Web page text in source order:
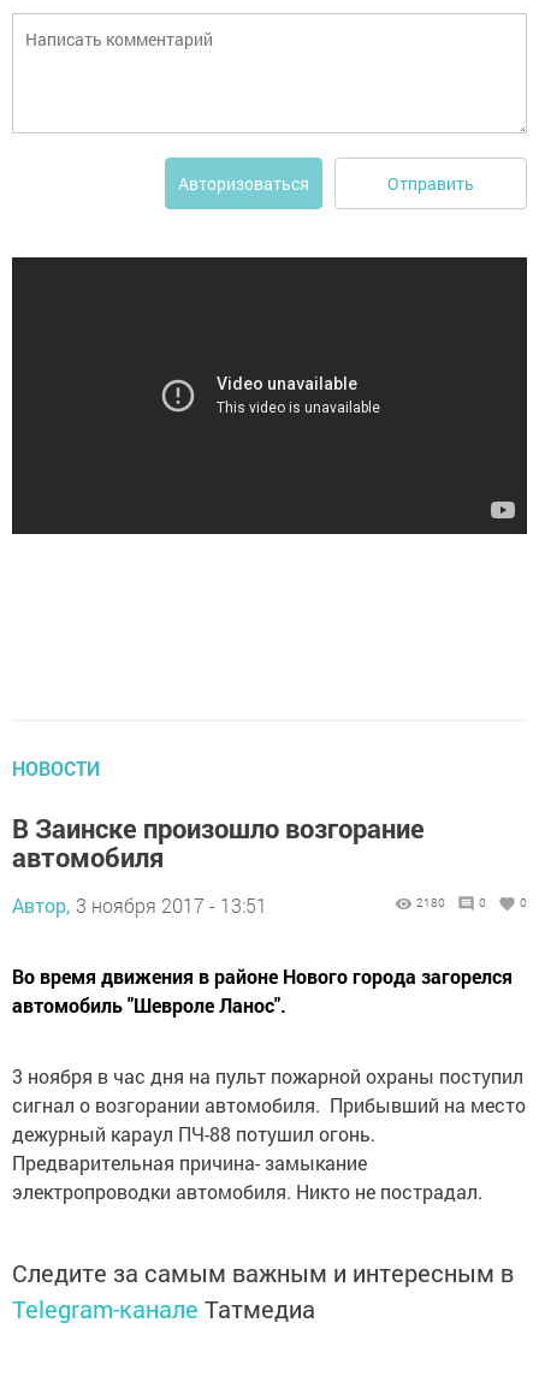
Авторизоваться Отправить
НОВОСТИ
В Заинске произошло возгорание
автомобиля
Автор, 3 ноября 2017 - 13:51 2180 0 0
Во время движения в районе Нового города загорелся
автомобиль "Шевроле Ланос".
3 ноября в час дня на пульт пожарной охраны поступил
сигнал о возгорании автомобиля. Прибывший на место
дежурный караул ПЧ-88 потушил огонь.
Предварительная причина- замыкание
электропроводки автомобиля. Никто не пострадал.
Следите за самым важным и интересным в
Telegram-канале Татмедиа